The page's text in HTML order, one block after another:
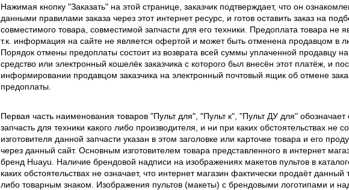
Нажимая кнопку "Заказать" на этой странице, заказчик подтверждает, что он
данными правилами заказа через этот интернет ресурс, и готов оставить заказ на
совместимого товара, совместимой запчасти для его техники. Предоплата товара не
т.к. информация на сайте не является офертой и может быть отменена продавцом в
Порядок отмены предоплаты состоит из возврата всей суммы уплаченной продавцу
средство или электронный кошелёк заказчика с которого был внесён этот платёж, и
информировании продавцом заказчика на электронный почтовый ящик об отмене
предоплаты.
Первая часть наименования товаров "Пульт для", "Пульт к", "Пульт ДУ для"
запчасть для техники какого либо производителя, и ни при каких обстоятельствах не
изготовителя данной запчасти указан в этом заголовке или карточке товара и его
через данный сайт. Основным изготовителем товара представленного в интернет
бренд Huayu. Наличие брендовой надписи на изображениях макетов пультов в
каких обстоятельствах не означает, что интернет магазин фактически продаёт данный
либо товарным знаком. Изображения пультов (макеты) с брендовыми логотипами и